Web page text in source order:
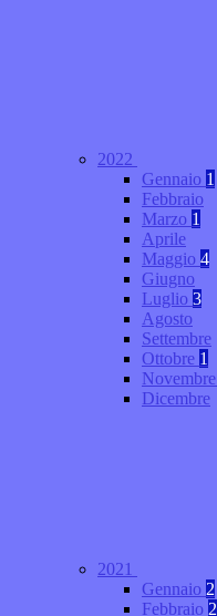
2022
Gennaio 1
Febbraio
Marzo 1
Aprile
Maggio 4
Giugno
Luglio 3
Agosto
Settembre
Ottobre 1
Novembre
Dicembre
2021
Gennaio 2
Febbraio 2